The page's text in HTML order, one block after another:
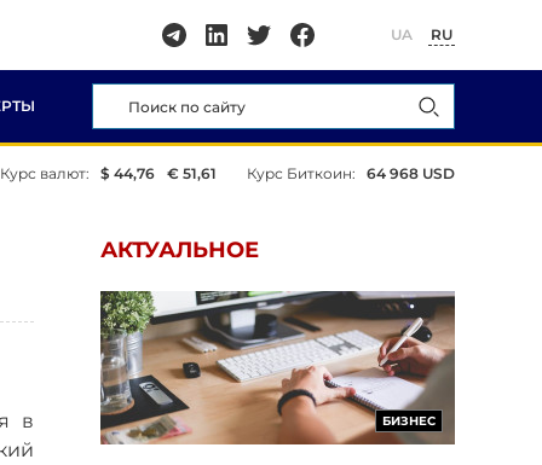
UA RU
Курс валют: $ 44,76 € 51,61 Курс Биткоин: 64 968 USD
в
АКТУАЛЬНОЕ
БИЗНЕС